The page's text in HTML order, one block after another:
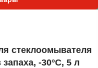
стеклоомывателя
-30°C, 5 л